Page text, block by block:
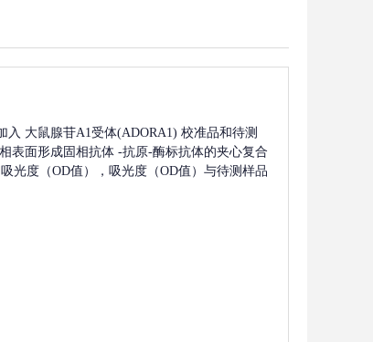
入 大鼠腺苷A1受体(ADORA1) 校准品和待测
表面形成固相抗体 -抗原-酶标抗体的夹心复合
光度（OD值），吸光度（OD值）与待测样品